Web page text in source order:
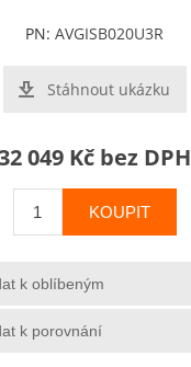
PN: AVGISB020U3R
Stáhnout ukázku
049 Kč bez DPH
KOUPIT
k oblíbeným
k porovnání